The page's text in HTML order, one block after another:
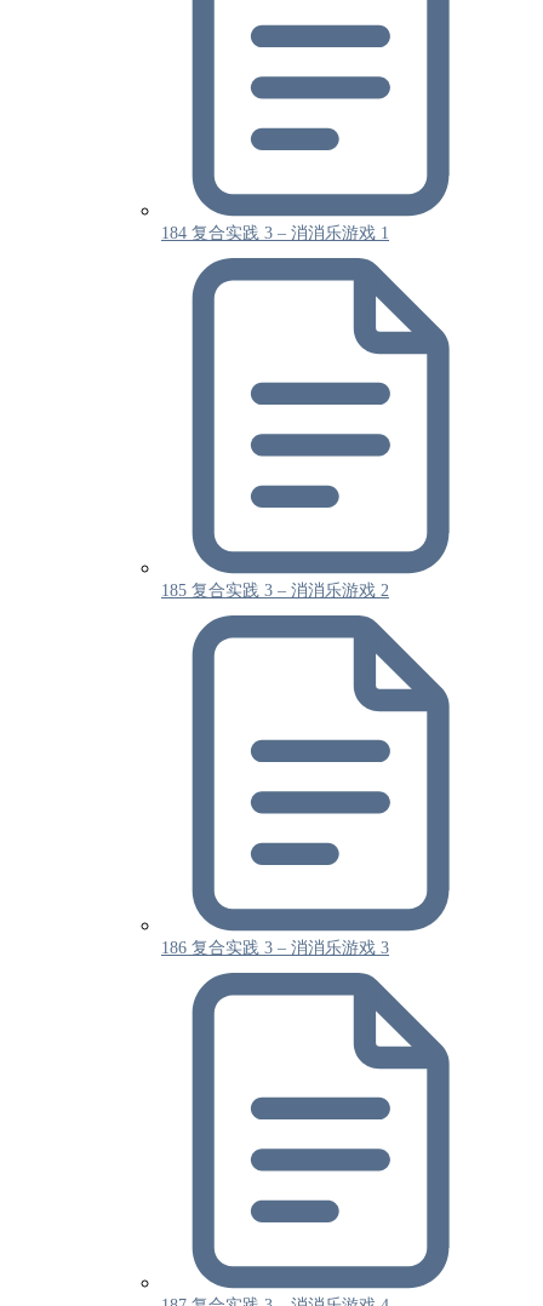
184 复合实践 3 – 消消乐游戏 1
185 复合实践 3 – 消消乐游戏 2
186 复合实践 3 – 消消乐游戏 3